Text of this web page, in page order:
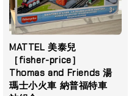
MATTEL 美泰兒
［fisher-price］
Thomas and Friends 湯
瑪士小火車 納普福特車